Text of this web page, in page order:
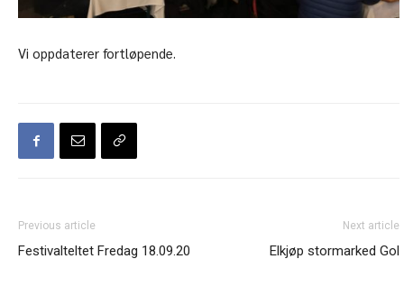
Vi oppdaterer fortløpende.
Previous article
Festivalteltet Fredag 18.09.20
Next article
Elkjøp stormarked Gol